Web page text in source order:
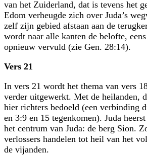
van het Zuiderland, dat is tevens het
Edom verheugde zich over Juda’s
zelf zijn gebied afstaan aan de
wordt naar alle kanten de belofte,
opnieuw vervuld (zie Gen. 28:14).
Vers 21
In vers 21 wordt het thema van vers
verder uitgewerkt. Met de heilanden,
hier richters bedoeld (een verbinding
en 3:9 en 15 tegenkomen). Juda
het centrum van Juda: de berg Sion.
verlossers handelen tot heil van het
de vijanden.